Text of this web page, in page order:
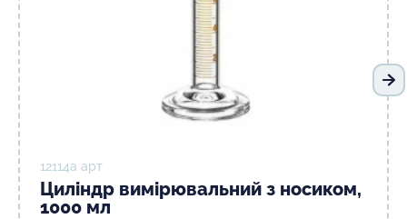
12114а арт
Циліндр вимірювальний з носиком,
1000 мл